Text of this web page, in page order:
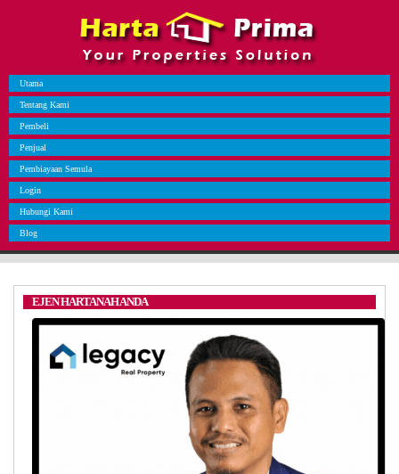
Utama
Tentang Kami
Pembeli
Penjual
Pembiayaan Semula
Login
Hubungi Kami
Blog
EJEN HARTANAH ANDA